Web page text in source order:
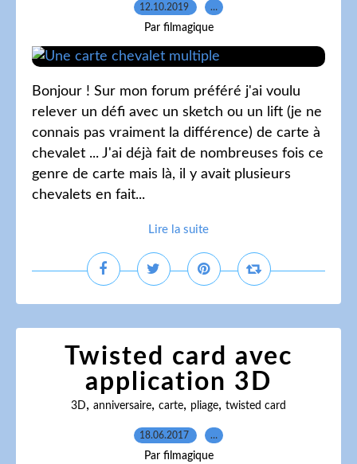
12.10.2019 …
Par filmagique
Bonjour ! Sur mon forum préféré j'ai voulu
relever un défi avec un sketch ou un lift (je ne
connais pas vraiment la différence) de carte à
chevalet ... J'ai déjà fait de nombreuses fois ce
genre de carte mais là, il y avait plusieurs
chevalets en fait...
Lire la suite
Twisted card avec
application 3D
3D, anniversaire, carte, pliage, twisted card
18.06.2017 …
Par filmagique